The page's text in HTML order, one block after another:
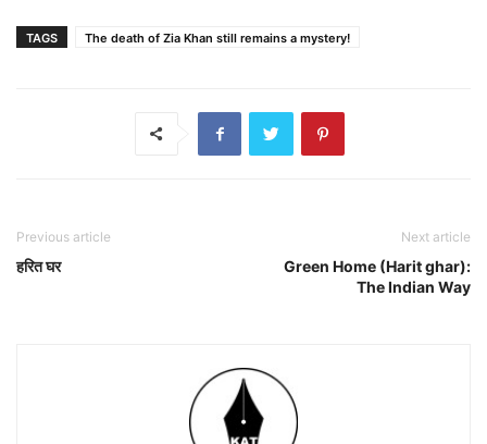
TAGS The death of Zia Khan still remains a mystery!
Previous article
हरित घर
Next article
Green Home (Harit ghar):
The Indian Way